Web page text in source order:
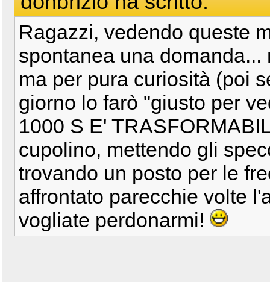
Ragazzi, vedendo queste
spontanea una
ma per pura curiosità (poi
giorno lo farò "giusto per
1000 S E'
cupolino, mettendo gli
trovando un posto per le
affrontato parecchie volte
vogliate perdonarmi!